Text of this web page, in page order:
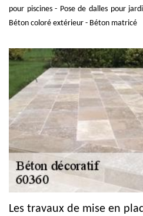
pour piscines - Pose de dalles pour
Béton coloré extérieur - Béton matricé
Les travaux de mise en